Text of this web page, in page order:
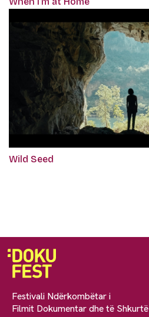
Wild Seed
Festivali Ndërkombëtar i
Filmit Dokumentar dhe të Shkurtë